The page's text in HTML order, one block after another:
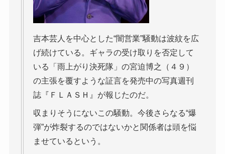
吉本芸人を中心とした“闇営業”騒動は波紋を広
げ続けている。ギャラの受け取りを否定して
いる「雨上がり決死隊」の宮迫博之（４９）
の主張を覆すような証言を発売中の写真週刊
誌『ＦＬＡＳＨ』が報じたのだ。
収まりそうにないこの騒動。今後さらなる“爆
弾”が炸裂するのではないかと関係者は頭を悩
ませているという。